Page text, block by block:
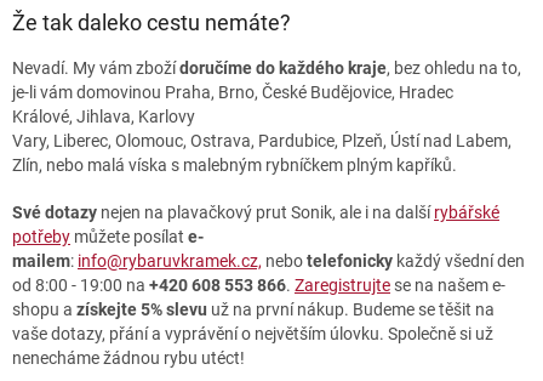
Že tak daleko cestu nemáte?
Nevadí. My vám zbožídoručíme do každého kraje, bez ohledu na to,
je-li vám domovinou Praha, Brno, České Budějovice, Hradec
Králové, Jihlava, Karlovy
Vary, Liberec, Olomouc, Ostrava, Pardubice, Plzeň, Ústí nad Labem,
Zlín, nebo malá víska s malebným rybníčkem plným kapříků.
Své dotazy nejen na plavačkový prut Sonik, ale i na dalšírybářské
potřeby můžete posílat e-
mailem: info@rybaruvkramek.cz, nebotelefonicky každý všední den
od 8:00 - 19:00 na +420 608 553 866. Zaregistrujte se na našem e-
shopu a získejte 5% slevu už na první nákup. Budeme se těšit na
vaše dotazy, přání a vyprávění o největším úlovku. Společně si už
nenecháme žádnou rybu utéct!